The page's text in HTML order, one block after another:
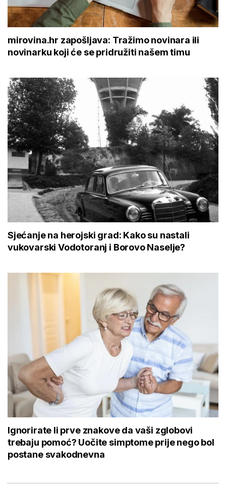
mirovina.hr zapošljava: Tražimo novinara ili
novinarku koji će se pridružiti našem timu
Sjećanje na herojski grad: Kako su nastali
vukovarski Vodotoranj i Borovo Naselje?
Ignorirate li prve znakove da vaši zglobovi
trebaju pomoć? Uočite simptome prije nego bol
postane svakodnevna